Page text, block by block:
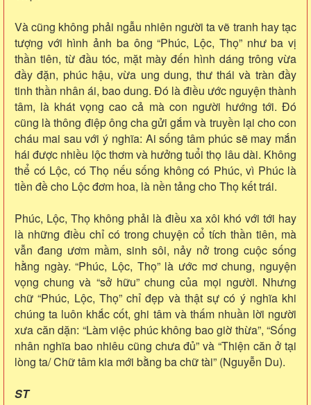
Và cũng không phải ngẫu nhiên người ta vẽ tranh hay tạc
tượng với hình ảnh ba ông “Phúc, Lộc, Thọ” như ba vị
thần tiên, từ đầu tóc, mặt mày đến hình dáng trông vừa
đầy đặn, phúc hậu, vừa ung dung, thư thái và tràn đầy
tinh thần nhân ái, bao dung. Đó là điều ước nguyện thành
tâm, là khát vọng cao cả mà con người hướng tới. Đó
cũng là thông điệp ông cha gửi gắm và truyền lại cho con
cháu mai sau với ý nghĩa: Ai sống tâm phúc sẽ may mắn
hái được nhiều lộc thơm và hưởng tuổi thọ lâu dài. Không
thể có Lộc, có Thọ nếu sống không có Phúc, vì Phúc là
tiền đề cho Lộc đơm hoa, là nền tảng cho Thọ kết trái.
Phúc, Lộc, Thọ không phải là điều xa xôi khó với tới hay
là những điều chỉ có trong chuyện cổ tích thần tiên, mà
vẫn đang ươm mầm, sinh sôi, nảy nở trong cuộc sống
hằng ngày. “Phúc, Lộc, Thọ” là ước mơ chung, nguyện
vọng chung và “sở hữu” chung của mọi người. Nhưng
chữ “Phúc, Lộc, Thọ” chỉ đẹp và thật sự có ý nghĩa khi
chúng ta luôn khắc cốt, ghi tâm và thấm nhuần lời người
xưa căn dặn: “Làm việc phúc không bao giờ thừa”, “Sống
nhân nghĩa bao nhiêu cũng chưa đủ” và “Thiện căn ở tại
lòng ta/ Chữ tâm kia mới bằng ba chữ tài” (Nguyễn Du).
ST